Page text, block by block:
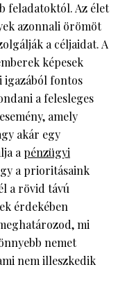
feladatoktól. Az élet
azonnali örömöt
a céljaidat. A
képesek
igazából fontos
a felesleges
amely
akár egy
apénzügyi
a prioritásaink
a rövid távú
érdekében
mi
nemet
nem illeszkedik